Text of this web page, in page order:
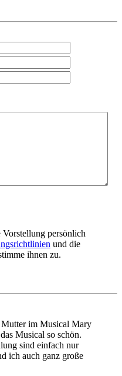
Vorstellung persönlich
und die
ihnen zu.
im Musical Mary
Musical so schön.
sind einfach nur
ich auch ganz große